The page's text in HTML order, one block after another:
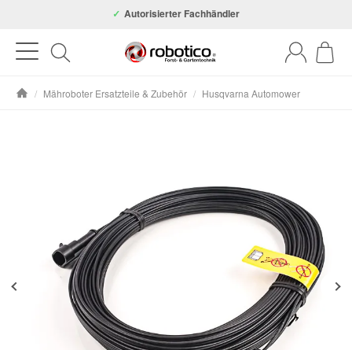
Autorisierter Fachhändler
/ Mähroboter Ersatzteile & Zubehör / Husqvarna Automower